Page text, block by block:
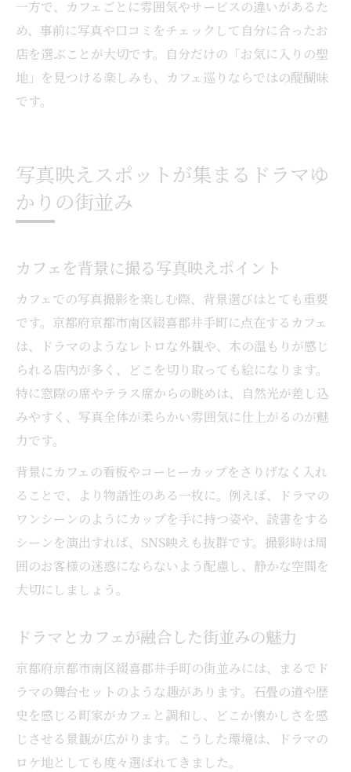
一方で、カフェごとに雰囲気やサービスの違いがあるた
め、事前に写真や口コミをチェックして自分に合ったお
店を選ぶことが大切です。自分だけの「お気に入りの聖
地」を見つける楽しみも、カフェ巡りならではの醍醐味
です。
写真映えスポットが集まるドラマゆ
かりの街並み
カフェを背景に撮る写真映えポイント
カフェでの写真撮影を楽しむ際、背景選びはとても重要
です。京都府京都市南区綴喜郡井手町に点在するカフェ
は、ドラマのようなレトロな外観や、木の温もりが感じ
られる店内が多く、どこを切り取っても絵になります。
特に窓際の席やテラス席からの眺めは、自然光が差し込
みやすく、写真全体が柔らかい雰囲気に仕上がるのが魅
力です。
背景にカフェの看板やコーヒーカップをさりげなく入れ
ることで、より物語性のある一枚に。例えば、ドラマの
ワンシーンのようにカップを手に持つ姿や、読書をする
シーンを演出すれば、SNS映えも抜群です。撮影時は周
囲のお客様の迷惑にならないよう配慮し、静かな空間を
大切にしましょう。
ドラマとカフェが融合した街並みの魅力
京都府京都市南区綴喜郡井手町の街並みには、まるでド
ラマの舞台セットのような趣があります。石畳の道や歴
史を感じる町家がカフェと調和し、どこか懐かしさを感
じさせる景観が広がります。こうした環境は、ドラマの
ロケ地としても度々選ばれてきました。